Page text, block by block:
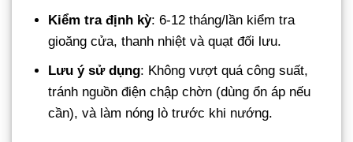
Kiểm tra định kỳ: 6-12 tháng/lần kiểm tra
gioăng cửa, thanh nhiệt và quạt đối lưu.
Lưu ý sử dụng: Không vượt quá công suất,
tránh nguồn điện chập chờn (dùng ổn áp nếu
cần), và làm nóng lò trước khi nướng.